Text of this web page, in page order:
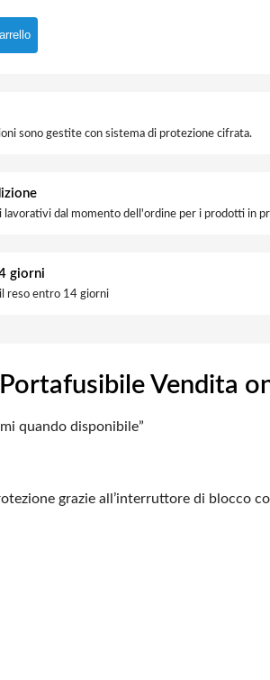
sono gestite con sistema di protezione cifrata.
dal momento dell'ordine per i prodotti in
giorni
reso entro 14 giorni
Vendita
quando disponibile”
grazie all’interruttore di blocco